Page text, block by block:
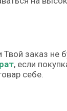
заказ не
, если
себе.